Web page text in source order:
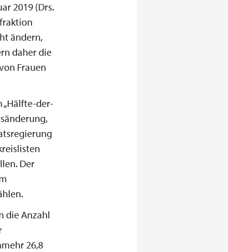
2019 (Drs.
ändern,
daher die
Frauen
„Hälfte-der-
Der
die Anzahl
26,8